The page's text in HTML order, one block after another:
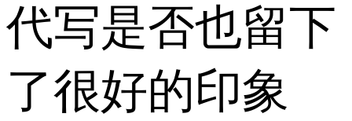
代写是否也留下
了很好的印象